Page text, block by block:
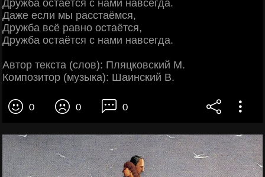
Дружба остаётся с нами навсегда.
Даже если мы расстаёмся,
Дружба всё равно остаётся,
Дружба остаётся с нами навсегда.
Автор текста (слов): Пляцковский М.
Композитор (музыка): Шаинский В.
0 0 0